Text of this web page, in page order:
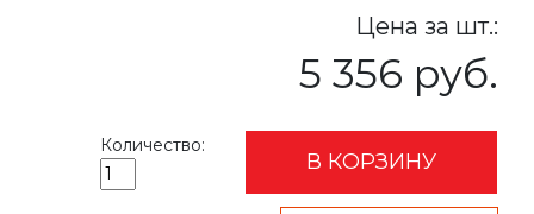
Цена за шт.:
5 356 руб.
Количество:
В КОРЗИНУ